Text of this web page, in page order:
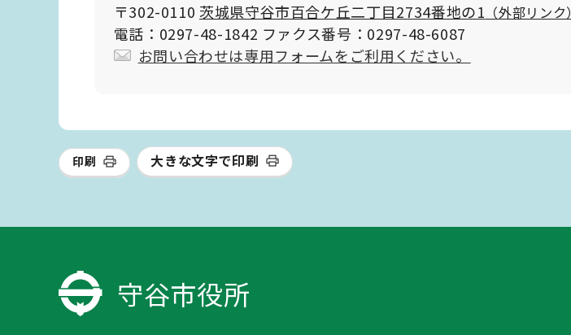
〒302-0110 茨城県守谷市百合ケ丘二丁目2734番地の1 （外部リンク）
電話：0297-48-1842 ファクス番号：0297-48-6087
お問い合わせは専用フォームをご利用ください。
印刷 大きな文字で印刷
守谷市役所